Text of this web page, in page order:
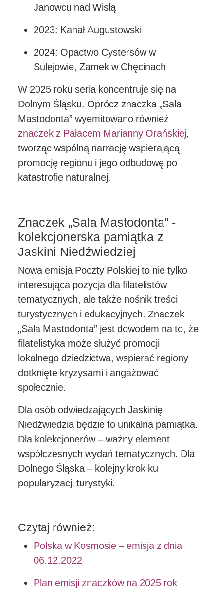
Janowcu nad Wisłą
2023: Kanał Augustowski
2024: Opactwo Cystersów w
Sulejowie, Zamek w Chęcinach
W 2025 roku seria koncentruje się na
Dolnym Śląsku. Oprócz znaczka „Sala
Mastodonta” wyemitowano również
znaczek z Pałacem Marianny Orańskiej,
tworząc wspólną narrację wspierającą
promocję regionu i jego odbudowę po
katastrofie naturalnej.
Znaczek „Sala Mastodonta” -
kolekcjonerska pamiątka z
Jaskini Niedźwiedziej
Nowa emisja Poczty Polskiej to nie tylko
interesująca pozycja dla filatelistów
tematycznych, ale także nośnik treści
turystycznych i edukacyjnych. Znaczek
„Sala Mastodonta” jest dowodem na to, że
filatelistyka może służyć promocji
lokalnego dziedzictwa, wspierać regiony
dotknięte kryzysami i angażować
społecznie.
Dla osób odwiedzających Jaskinię
Niedźwiedzią będzie to unikalna pamiątka.
Dla kolekcjonerów – ważny element
współczesnych wydań tematycznych. Dla
Dolnego Śląska – kolejny krok ku
popularyzacji turystyki.
Czytaj również:
Polska w Kosmosie – emisja z dnia
06.12.2022
Plan emisji znaczków na 2025 rok